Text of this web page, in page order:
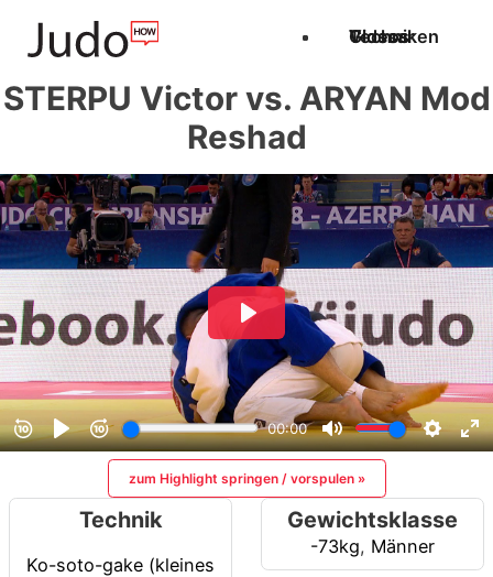
Techniken
Videos
Glossar
STERPU Victor vs. ARYAN Mod
Reshad
zum Highlight springen / vorspulen »
Technik
Ko-soto-gake (kleines
Gewichtsklasse
-73kg, Männer